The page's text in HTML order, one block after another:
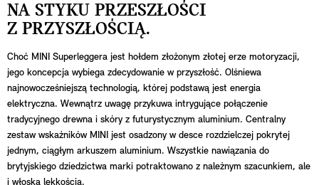
NA STYKU PRZESZŁOŚCI
Z PRZYSZŁOŚCIĄ.
Choć MINI Superleggera jest hołdem złożonym złotej erze motoryzacji,
jego koncepcja wybiega zdecydowanie w przyszłość. Olśniewa
najnowocześniejszą technologią, której podstawą jest energia
elektryczna. Wewnątrz uwagę przykuwa intrygujące połączenie
tradycyjnego drewna i skóry z futurystycznym aluminium. Centralny
zestaw wskaźników MINI jest osadzony w desce rozdzielczej pokrytej
jednym, ciągłym arkuszem aluminium. Wszystkie nawiązania do
brytyjskiego dziedzictwa marki potraktowano z należnym szacunkiem, ale
i włoską lekkością.